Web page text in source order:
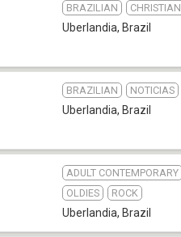
BRAZILIAN CHRISTIAN
Uberlandia, Brazil
BRAZILIAN NOTICIAS
Uberlandia, Brazil
ADULT CONTEMPORARY
OLDIES
ROCK
Uberlandia, Brazil